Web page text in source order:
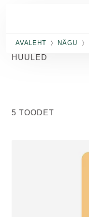
AVALEHT NÄGU
HUULED
5 TOODET